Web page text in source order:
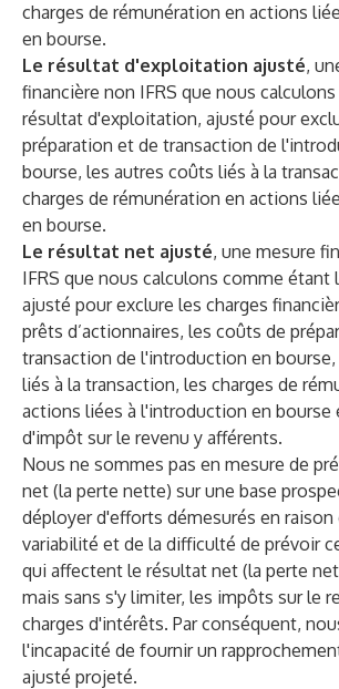
charges de rémunération en actions
en bourse.
Le résultat d'exploitation ajusté,
financière non IFRS que nous
résultat d'exploitation, ajusté pour
préparation et de transaction de
bourse, les autres coûts liés à la
charges de rémunération en actions
en bourse.
Le résultat net ajusté, une mesure
IFRS que nous calculons comme étant
ajusté pour exclure les charges
prêts d’actionnaires, les coûts de
transaction de l'introduction en
liés à la transaction, les charges de
actions liées à l'introduction en bourse
d'impôt sur le revenu y afférents.
Nous ne sommes pas en mesure de
net (la perte nette) sur une base
déployer d'efforts démesurés en raison
variabilité et de la difficulté de prévoir
qui affectent le résultat net (la perte
mais sans s'y limiter, les impôts sur le
charges d'intérêts. Par conséquent,
l'incapacité de fournir un
ajusté projeté.